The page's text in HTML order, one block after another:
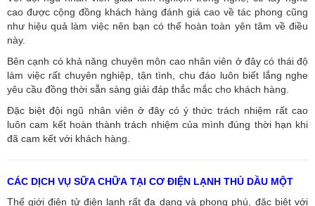
cao được cộng đồng khách hàng đánh giá cao về tác phong cũng
như hiệu quả làm việc nên bạn có thể hoàn toàn yên tâm về điều
này.
Bên cạnh có khả năng chuyên môn cao nhân viên ở đây có thái độ
làm việc rất chuyên nghiệp, tận tình, chu đáo luôn biết lắng nghe
yêu cầu đồng thời sẵn sàng giải đáp thắc mắc cho khách hàng.
Đặc biệt đội ngũ nhân viên ở đây có ý thức trách nhiệm rất cao
luôn cam kết hoàn thành trách nhiệm của mình đúng thời hạn khi
đã cam kết với khách hàng.
CÁC DỊCH VỤ SỮA CHỮA TẠI CƠ ĐIỆN LẠNH THỦ DẦU MỘT
Thế giới điện tử điện lạnh rất đa dạng và phong phú, đặc biệt với